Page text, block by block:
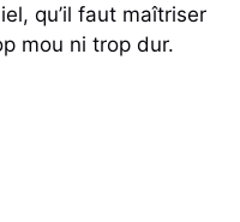
qu’il faut maîtriser
mou ni trop dur.